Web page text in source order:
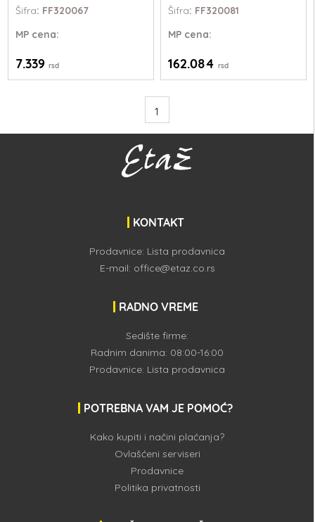
Šifra: FF320067
MP cena:
7.339rsd
Šifra: FF320081
MPcena:
162.084 rsd
1
KONTAKT
Prodavnice: Lista prodavnica
E-mail: office@etaz.co.rs
RADNO VREME
Sedište firme:
Radnim danima: 08:00-16:00
Prodavnice: Lista prodavnica
POTREBNA VAM JE POMOĆ?
Kako kupiti i načini plaćanja?
Ovlašćeni serviseri
Prodavnice
Politika privatnosti